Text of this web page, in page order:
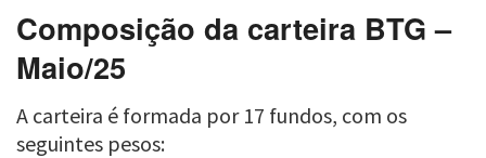
Composição da carteira BTG –
Maio/25
A carteira é formada por 17 fundos, com os
seguintes pesos: